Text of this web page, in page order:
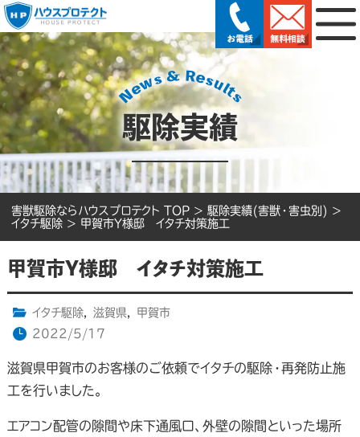
駆除実績
害獣駆除ならハウスプロテクト TOP > 駆除実績(害獣・害虫別) >
イタチ駆除 > 甲賀市Y様邸 イタチ対策施工
甲賀市Y様邸 イタチ対策施工
イタチ駆除, 滋賀県,
甲賀市
2022/5/17
滋賀県甲賀市のお客様のご依頼でイタチの駆除・再発防止施
工を行いました。
エアコン配管の隙間や床下通風口、外壁の隙間といった場所